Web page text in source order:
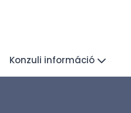
Konzuli információ